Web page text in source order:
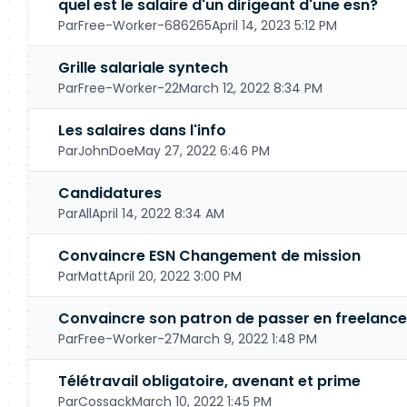
quel est le salaire d'un dirigeant d'une esn?
ParFree-Worker-686265April 14, 2023 5:12 PM
Grille salariale syntech
ParFree-Worker-22March 12, 2022 8:34 PM
Les salaires dans l'info
ParJohnDoeMay 27, 2022 6:46 PM
Candidatures
ParAllApril 14, 2022 8:34 AM
Convaincre ESN Changement de mission
ParMattApril 20, 2022 3:00 PM
Convaincre son patron de passer en
ParFree-Worker-27March 9, 2022 1:48 PM
Télétravail obligatoire, avenant et prime
ParCossackMarch 10, 2022 1:45 PM